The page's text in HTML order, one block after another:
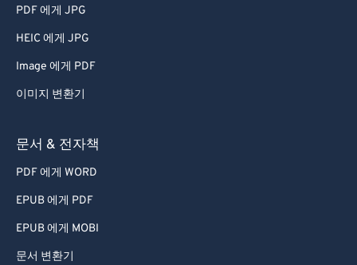
PDF 에게 JPG
HEIC 에게 JPG
Image 에게 PDF
이미지 변환기
문서 & 전자책
PDF 에게 WORD
EPUB 에게 PDF
EPUB 에게 MOBI
문서 변환기